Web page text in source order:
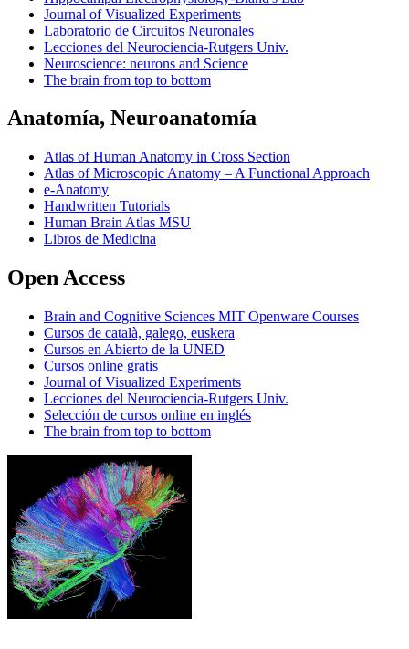
Journal of Visualized Experiments
Laboratorio de Circuitos Neuronales
Lecciones del Neurociencia-Rutgers Univ.
Neuroscience: neurons and Science
The brain from top to bottom
Anatomía, Neuroanatomía
Atlas of Human Anatomy in Cross Section
Atlas of Microscopic Anatomy – A Functional Approach
e-Anatomy
Handwritten Tutorials
Human Brain Atlas MSU
Libros de Medicina
Open Access
Brain and Cognitive Sciences MIT Openware Courses
Cursos de català, galego, euskera
Cursos en Abierto de la UNED
Cursos online gratis
Journal of Visualized Experiments
Lecciones del Neurociencia-Rutgers Univ.
Selección de cursos online en inglés
The brain from top to bottom